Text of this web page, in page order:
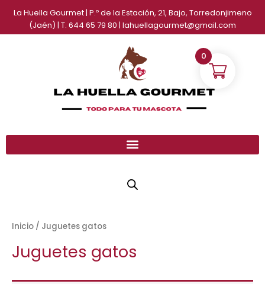
contenido
La Huella Gourmet | P.º de la Estación, 21, Bajo, Torredonjimeno
(Jaén) | T. 644 65 79 80 | lahuellagourmet@gmail.com
Inicio / Juguetes gatos
Juguetes gatos
0